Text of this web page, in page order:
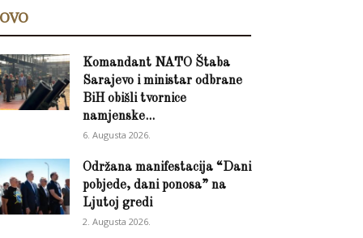
Komandant NATO Štaba
Sarajevo i ministar odbrane
BiH obišli tvornice
namjenske...
6. Augusta 2026.
Održana manifestacija “Dani
pobjede, dani ponosa” na
Ljutoj gredi
2. Augusta 2026.